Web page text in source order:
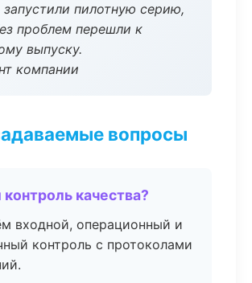
пилотную серию,
проблем перешли к
выпуску.
компании
вопросы
контроль качества?
входной, операционный и
контроль с протоколами